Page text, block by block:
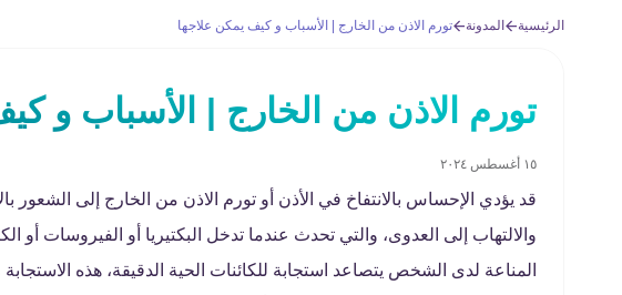
الرئيسية المدونة تورم الاذن من الخارج | الأسباب و كيف يمكن علاجها
تورم الاذن من الخارج | الأسباب و
١٥ أغسطس ٢٠٢٤
قد يؤدي الإحساس بالانتفاخ في الأذن أو تورم الاذن من الخارج إلى الشعور
والالتهاب إلى العدوى، والتي تحدث عندما تدخل البكتيريا أو الفيروسات أو
المناعة لدى الشخص يتصاعد استجابة للكائنات الحية الدقيقة، هذه